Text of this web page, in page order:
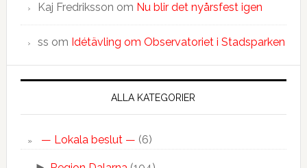
Kaj Fredriksson om Nu blir det nyårsfest igen
ss om Idétävling om Observatoriet i Stadsparken
ALLA KATEGORIER
— Lokala beslut — (6)